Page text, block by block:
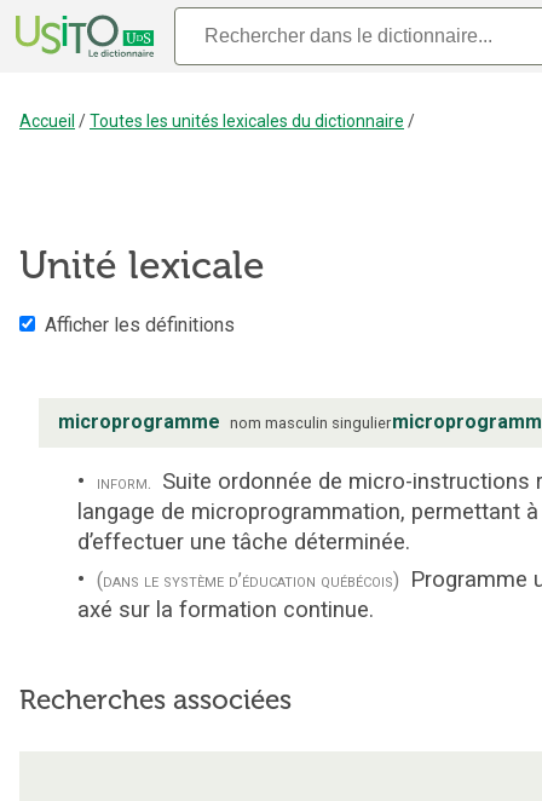
Accueil /Toutes les unités lexicales du dictionnaire /
Unité lexicale
Afficher les définitions
microprogramme nom masculin singulier
inform. Suite ordonnée de micro-instructions
langage de microprogrammation, permettant
d’effectuer une tâche déterminée.
(dans le système d’éducation québécois)
Programme
axé sur la formation continue.
Recherches associées